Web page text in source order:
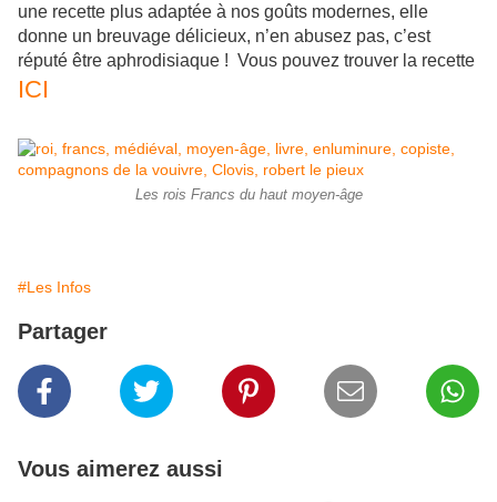
une recette plus adaptée à nos goûts modernes, elle
donne un breuvage délicieux, n’en abusez pas, c’est
réputé être aphrodisiaque ! Vous pouvez trouver la recette
ICI
Les rois Francs du haut moyen-âge
#Les Infos
Partager
Vous aimerez aussi